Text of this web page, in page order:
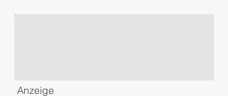
Anzeige